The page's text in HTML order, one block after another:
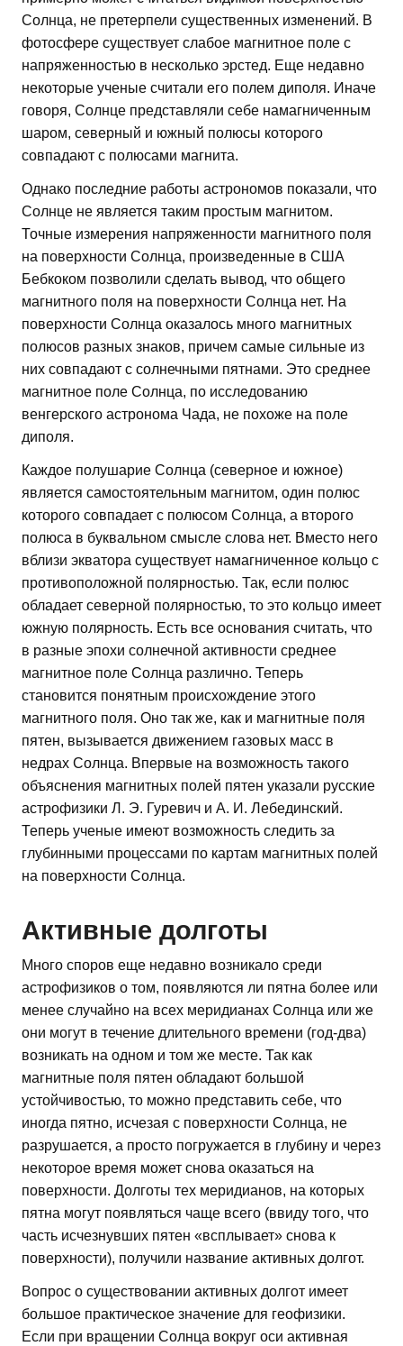
Солнца, не претерпели существенных изменений. В
фотосфере существует слабое магнитное поле с
напряженностью в несколько эрстед. Еще недавно
некоторые ученые считали его полем диполя. Иначе
говоря, Солнце представляли себе намагниченным
шаром, северный и южный полюсы которого
совпадают с полюсами магнита.
Однако последние работы астрономов показали, что
Солнце не является таким простым магнитом.
Точные измерения напряженности магнитного поля
на поверхности Солнца, произведенные в США
Бебкоком позволили сделать вывод, что общего
магнитного поля на поверхности Солнца нет. На
поверхности Солнца оказалось много магнитных
полюсов разных знаков, причем самые сильные из
них совпадают с солнечными пятнами. Это среднее
магнитное поле Солнца, по исследованию
венгерского астронома Чада, не похоже на поле
диполя.
Каждое полушарие Солнца (северное и южное)
является самостоятельным магнитом, один полюс
которого совпадает с полюсом Солнца, а второго
полюса в буквальном смысле слова нет. Вместо него
вблизи экватора существует намагниченное кольцо с
противоположной полярностью. Так, если полюс
обладает северной полярностью, то это кольцо имеет
южную полярность. Есть все основания считать, что
в разные эпохи солнечной активности среднее
магнитное поле Солнца различно. Теперь
становится понятным происхождение этого
магнитного поля. Оно так же, как и магнитные поля
пятен, вызывается движением газовых масс в
недрах Солнца. Впервые на возможность такого
объяснения магнитных полей пятен указали русские
астрофизики Л. Э. Гуревич и А. И. Лебединский.
Теперь ученые имеют возможность следить за
глубинными процессами по картам магнитных полей
на поверхности Солнца.
Активные долготы
Много споров еще недавно возникало среди
астрофизиков о том, появляются ли пятна более или
менее случайно на всех меридианах Солнца или же
они могут в течение длительного времени (год-два)
возникать на одном и том же месте. Так как
магнитные поля пятен обладают большой
устойчивостью, то можно представить себе, что
иногда пятно, исчезая с поверхности Солнца, не
разрушается, а просто погружается в глубину и через
некоторое время может снова оказаться на
поверхности. Долготы тех меридианов, на которых
пятна могут появляться чаще всего (ввиду того, что
часть исчезнувших пятен «всплывает» снова к
поверхности), получили название активных долгот.
Вопрос о существовании активных долгот имеет
большое практическое значение для геофизики.
Если при вращении Солнца вокруг оси активная